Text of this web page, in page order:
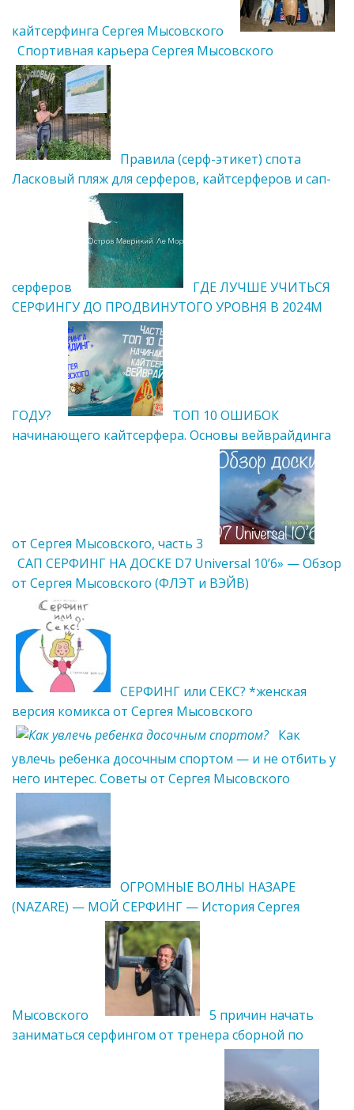
кайтсерфинга Сергея Мысовского
Спортивная карьера Сергея Мысовского
Правила (серф-этикет) спота
Ласковый пляж для серферов, кайтсерферов и сап-
серферов
ГДЕ ЛУЧШЕ УЧИТЬСЯ
СЕРФИНГУ ДО ПРОДВИНУТОГО УРОВНЯ В 2024М
ГОДУ?
ТОП 10 ОШИБОК
начинающего кайтсерфера. Основы вейврайдинга
от Сергея Мысовского, часть 3
САП СЕРФИНГ НА ДОСКЕ D7 Universal 10’6» — Обзор
от Сергея Мысовского (ФЛЭТ и ВЭЙВ)
СЕРФИНГ или СЕКС? *женская
версия комикса от Сергея Мысовского
Как
увлечь ребенка досочным спортом — и не отбить у
него интерес. Советы от Сергея Мысовского
ОГРОМНЫЕ ВОЛНЫ НАЗАРЕ
(NAZARE) — МОЙ СЕРФИНГ — История Сергея
Мысовского
5 причин начать
заниматься серфингом от тренера сборной по